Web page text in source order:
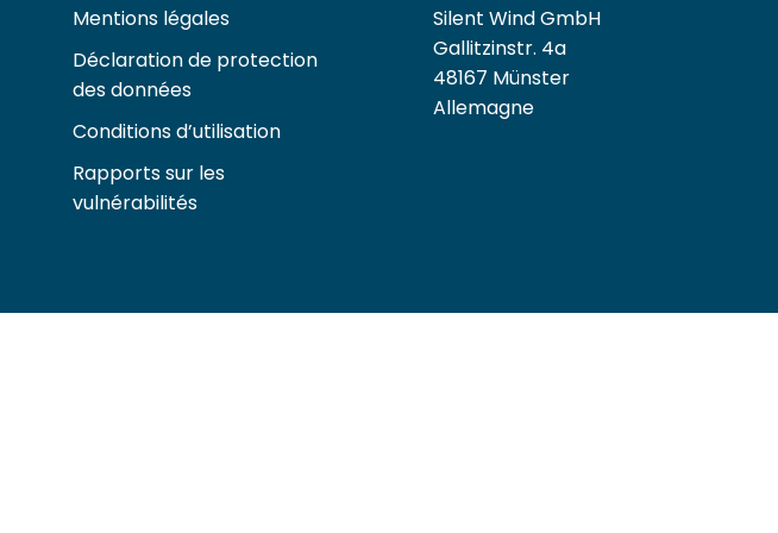
Mentions légales
Déclaration de protection
des données
Conditions d’utilisation
Rapports sur les
vulnérabilités
Silent Wind GmbH
Gallitzinstr. 4a
48167 Münster
Allemagne